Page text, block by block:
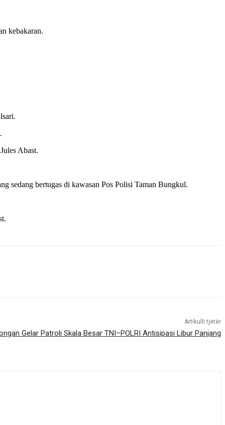
kebakaran.
Abast.
sedang bertugas di kawasan Pos Polisi Taman Bungkul.
Artikulli tjetër
Gelar Patroli Skala Besar TNI–POLRI Antisipasi Libur Panjang